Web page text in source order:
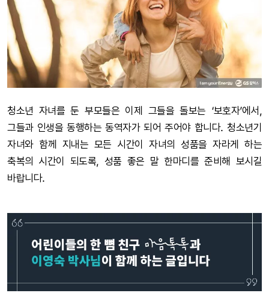
청소년 자녀를 둔 부모들은 이제 그들을 돌보는 ‘보호자’에서,
그들과 인생을 동행하는 동역자가 되어 주어야 합니다. 청소년기
자녀와 함께 지내는 모든 시간이 자녀의 성품을 자라게 하는
축복의 시간이 되도록, 성품 좋은 말 한마디를 준비해 보시길
바랍니다.